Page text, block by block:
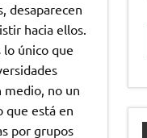
desaparecen
hacia ellos.
lo único que
medio, no un
que está en
por grupos